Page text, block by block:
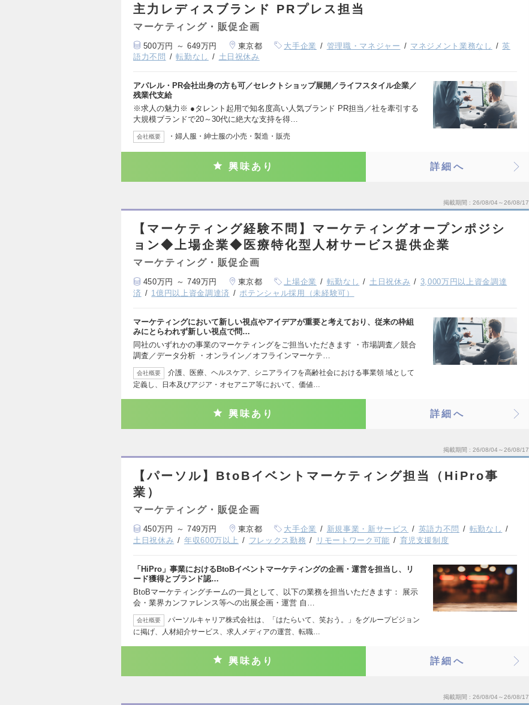
主力レディスブランド PRプレス担当
マーケティング・販促企画
500万円 ～ 649万円 東京都 大手企業 管理職・マネジャー マネジメント業務なし
英
語力不問
転勤なし 土日祝休み
アパレル・PR会社出身の方も可／セレクトショップ展開／ライフスタイル企業／
残業代支給
※求人の魅力※ ●タレント起用で知名度高い人気ブランド PR担当／社を牽引する
大規模ブランドで20～30代に絶大な支持を得…
会社概要 ・婦人服・紳士服の小売・製造・販売
興味あり 詳細へ
掲載期間 26/08/04～26/08/17
【マーケティング経験不問】マーケティングオープンポジシ
ョン◆上場企業◆医療特化型人材サービス提供企業
マーケティング・販促企画
450万円 ～ 749万円 東京都 上場企業 転勤なし 土日祝休み
3,000万円以上資金調達
済
1億円以上資金調達済 ポテンシャル採用（未経験可）
マーケティングにおいて新しい視点やアイデアが重要と考えており、従来の枠組
みにとらわれず新しい視点で問…
同社のいずれかの事業のマーケティングをご担当いただきます ・市場調査／競合
調査／データ分析 ・オンライン／オフラインマーケテ…
会社概要
介護、医療、ヘルスケア、シニアライフを高齢社会における事業領 域として
定義し、日本及びアジア・オセアニア等において、価値…
興味あり 詳細へ
掲載期間 26/08/04～26/08/17
【パーソル】BtoBイベントマーケティング担当（HiPro事
業）
マーケティング・販促企画
450万円 ～ 749万円 東京都 大手企業 新規事業・新サービス 英語力不問
転勤なし
土日祝休み
年収600万以上 フレックス勤務 リモートワーク可能 育児支援制度
「HiPro」事業におけるBtoBイベントマーケティングの企画・運営を担当し、リ
ード獲得とブランド認…
BtoBマーケティングチームの一員として、以下の業務を担当いただきます： 展示
会・業界カンファレンス等への出展企画・運営 自…
会社概要
パーソルキャリア株式会社は、「はたらいて、笑おう。」をグループビジョン
に掲げ、人材紹介サービス、求人メディアの運営、転職…
興味あり 詳細へ
掲載期間 26/08/04～26/08/17